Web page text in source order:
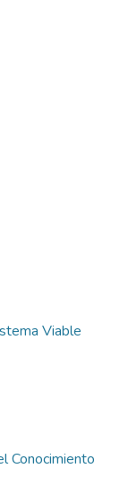
Viable
Conocimiento